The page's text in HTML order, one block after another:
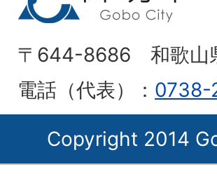
〒644-8686 和歌山
電話（代表）： 0738-
Copyright 2014